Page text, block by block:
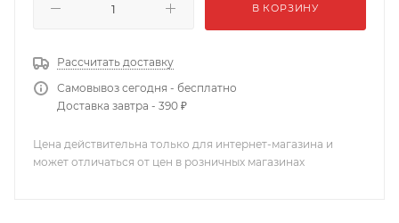
В КОРЗИНУ
Рассчитать доставку
Самовывоз сегодня - бесплатно
Доставка завтра - 390 ₽
Цена действительна только для интернет-магазина и
может отличаться от цен в розничных магазинах